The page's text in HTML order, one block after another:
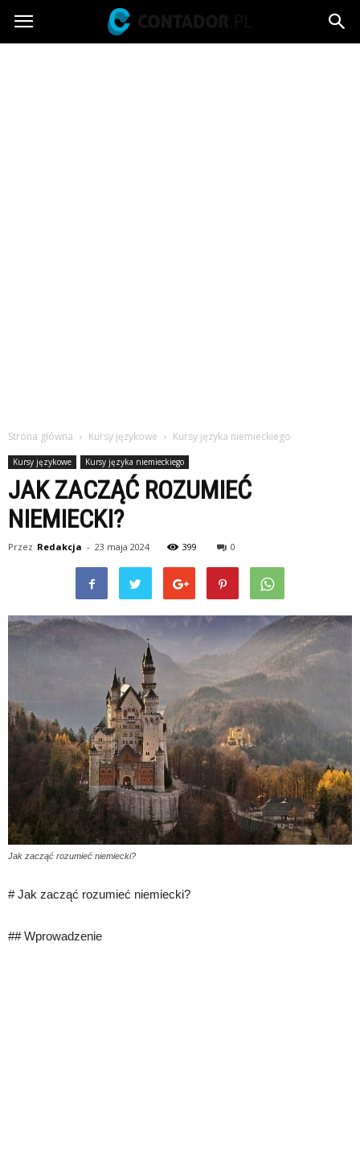
Contador.pl
Strona główna Kursy językowe Kursy języka niemieckiego
Kursy językowe Kursy języka niemieckiego
JAK ZACZĄĆ ROZUMIEĆ
NIEMIECKI?
Przez Redakcja - 23 maja 2024 399 0
Jak zacząć rozumieć niemiecki?
# Jak zacząć rozumieć niemiecki?
## Wprowadzenie